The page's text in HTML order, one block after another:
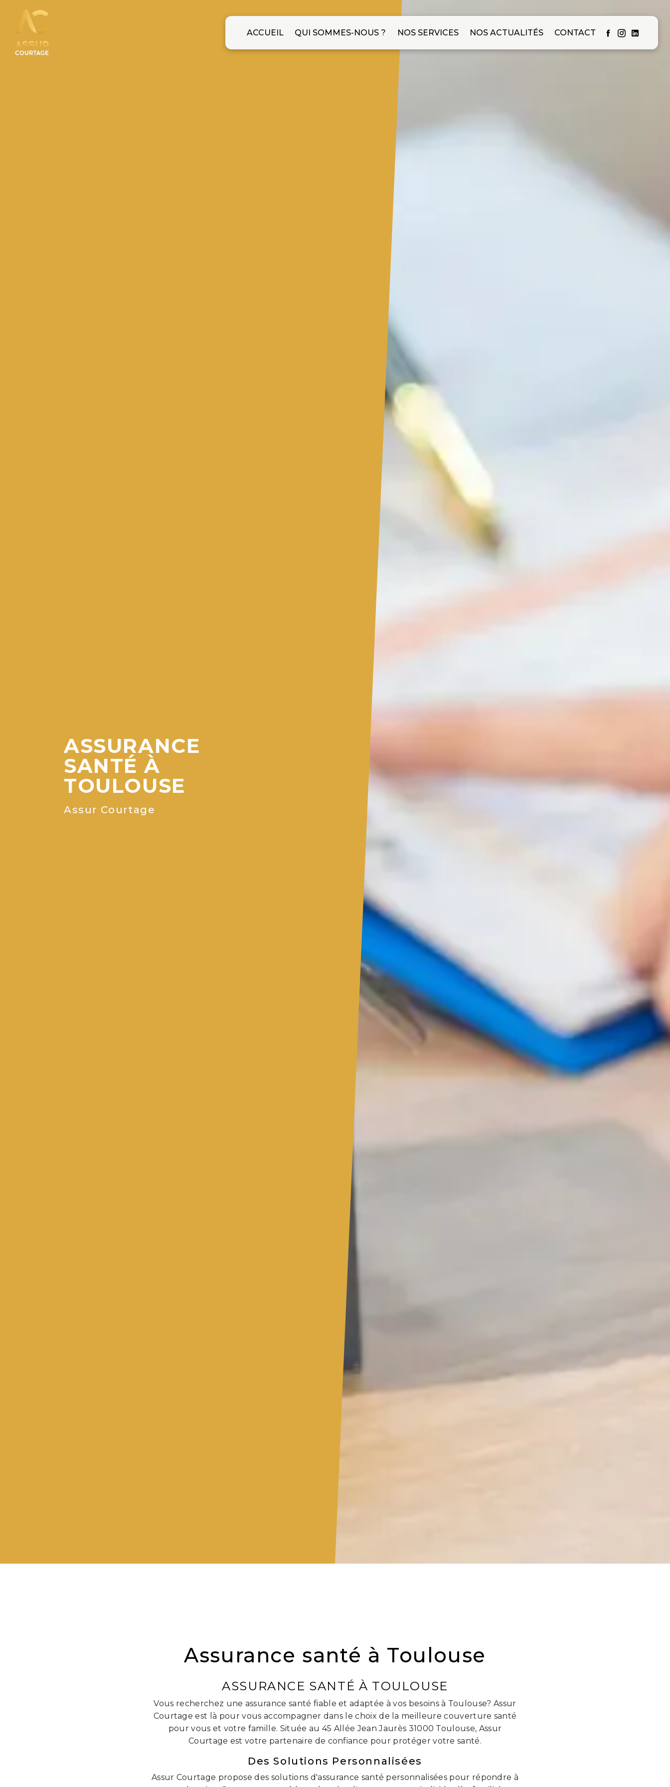
ACCUEIL QUI SOMMES-NOUS ? NOS SERVICES NOS ACTUALITÉS CONTACT
ASSURANCE
SANTÉ À
TOULOUSE
Assur Courtage
Assurance santé à Toulouse
ASSURANCE SANTÉ À TOULOUSE
Vous recherchez une assurance santé fiable et adaptée à vos besoins à Toulouse? Assur
Courtage est là pour vous accompagner dans le choix de la meilleure couverture santé
pour vous et votre famille. Située au 45 Allée Jean Jaurès 31000 Toulouse, Assur
Courtage est votre partenaire de confiance pour protéger votre santé.
Des Solutions Personnalisées
Assur Courtage propose des solutions d'assurance santé personnalisées pour répondre à